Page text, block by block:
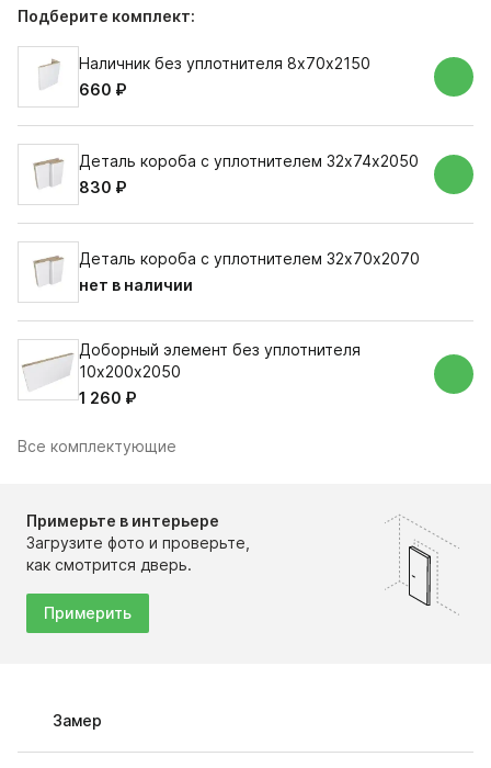
Подберите комплект:
Наличник без уплотнителя 8х70х2150
660 ₽
Деталь короба с уплотнителем 32х74х2050
830 ₽
Деталь короба с уплотнителем 32х70х2070
нет в наличии
Доборный элемент без уплотнителя
10х200х2050
1 260 ₽
Все комплектующие
Примерьте в интерьере
Загрузите фото и проверьте,
как смотрится дверь.
Примерить
Замер